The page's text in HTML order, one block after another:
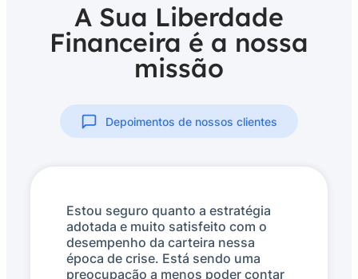
A Sua Liberdade
Financeira é a nossa
missão
Depoimentos de nossos clientes
Estou seguro quanto a estratégia
adotada e muito satisfeito com o
desempenho da carteira nessa
época de crise. Está sendo uma
preocupação a menos poder contar